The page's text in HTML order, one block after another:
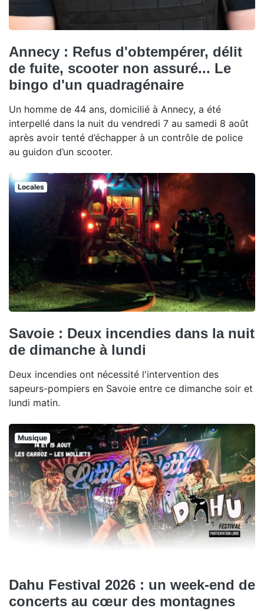
Annecy : Refus d'obtempérer, délit
de fuite, scooter non assuré... Le
bingo d'un quadragénaire
Un homme de 44 ans, domicilié à Annecy, a été
interpellé dans la nuit du vendredi 7 au samedi 8 août
après avoir tenté d’échapper à un contrôle de police
au guidon d’un scooter.
Locales
Savoie : Deux incendies dans la nuit
de dimanche à lundi
Deux incendies ont nécessité l'intervention des
sapeurs-pompiers en Savoie entre ce dimanche soir et
lundi matin.
Musique
Dahu Festival 2026 : un week-end de
concerts au cœur des montagnes